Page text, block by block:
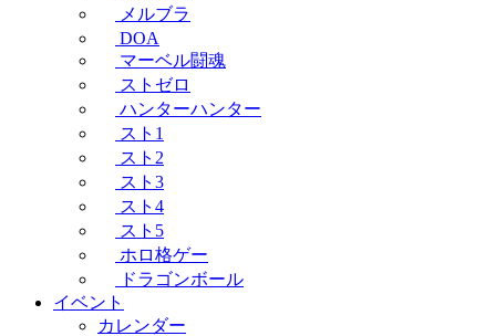
メルブラ
DOA
マーベル闘魂
ストゼロ
ハンターハンター
スト1
スト2
スト3
スト4
スト5
ホロ格ゲー
ドラゴンボール
イベント
カレンダー